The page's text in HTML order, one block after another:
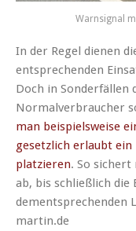
Warnsignal
In der Regel dienen
entsprechenden
Doch in Sonderfällen
Normalverbraucher
man beispielsweise
gesetzlich erlaubt ein
platzieren. So sichert
ab, bis schließlich
dementsprechenden
martin.de